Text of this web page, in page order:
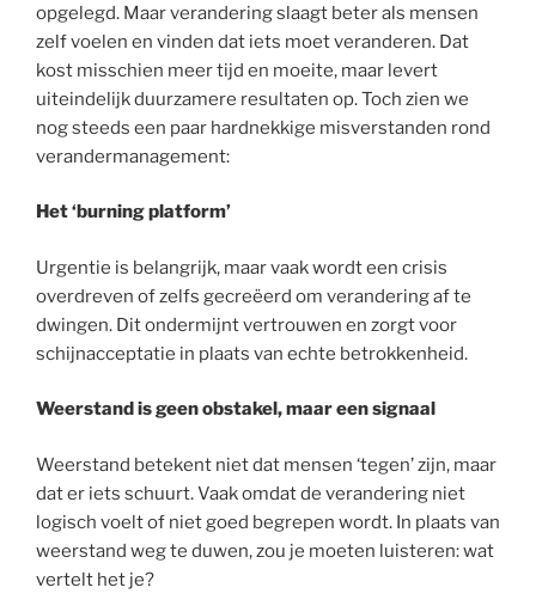
opgelegd. Maar verandering slaagt beter als mensen
zelf voelen en vinden dat iets moet veranderen. Dat
kost misschien meer tijd en moeite, maar levert
uiteindelijk duurzamere resultaten op. Toch zien we
nog steeds een paar hardnekkige misverstanden rond
verandermanagement:
Het ‘burning platform’
Urgentie is belangrijk, maar vaak wordt een crisis
overdreven of zelfs gecreëerd om verandering af te
dwingen. Dit ondermijnt vertrouwen en zorgt voor
schijnacceptatie in plaats van echte betrokkenheid.
Weerstand is geen obstakel, maar een signaal
Weerstand betekent niet dat mensen ‘tegen’ zijn, maar
dat er iets schuurt. Vaak omdat de verandering niet
logisch voelt of niet goed begrepen wordt. In plaats van
weerstand weg te duwen, zou je moeten luisteren: wat
vertelt het je?